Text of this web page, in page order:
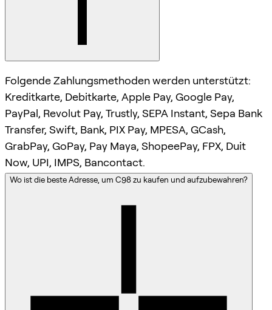
Folgende Zahlungsmethoden werden unterstützt:
Kreditkarte, Debitkarte, Apple Pay, Google Pay,
PayPal, Revolut Pay, Trustly, SEPA Instant, Sepa Bank
Transfer, Swift, Bank, PIX Pay, MPESA, GCash,
GrabPay, GoPay, Pay Maya, ShopeePay, FPX, Duit
Now, UPI, IMPS, Bancontact.
Wo ist die beste Adresse, um C98 zu kaufen und aufzubewahren?